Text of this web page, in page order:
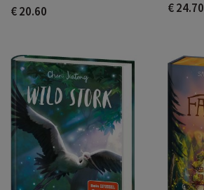
€ 20.60 € 24.70